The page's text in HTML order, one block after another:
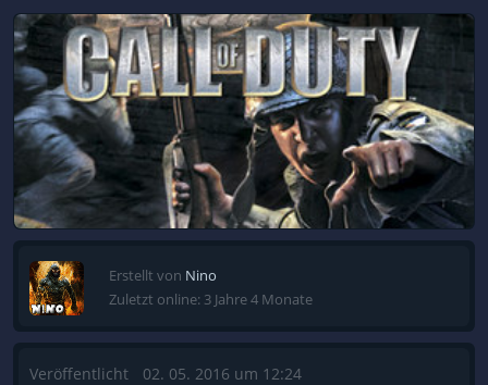
Erstellt von Nino
Zuletzt online: 3 Jahre 4 Monate
Veröffentlicht
02. 05. 2016 um 12:24